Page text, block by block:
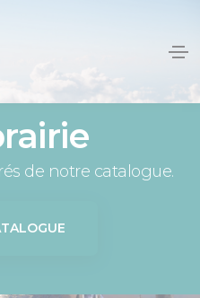
de notre catalogue.